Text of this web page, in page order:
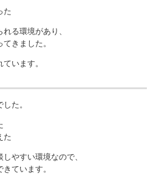
た
る環境があり、
きました。
います。
た。
た
やすい環境なので、
ています。